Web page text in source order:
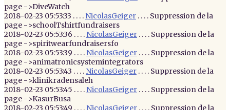
page ->DiveWatch
2018-02-23 05:53:33 . . . . NicolasGeiger . . . . Suppression de la
page ->schoolTshirtfundraisers
2018-02-23 05:53:36 . . . . NicolasGeiger . . . . Suppression de la
page ->spiritwearfundraisersfo
2018-02-23 05:53:39 . . . . NicolasGeiger . . . . Suppression de la
page ->animatronicsystemintegrators
2018-02-23 05:53:43 . . . . NicolasGeiger . . . . Suppression de la
page ->klinikradensaleh
2018-02-23 05:53:45 . . . . NicolasGeiger . . . . Suppression de la
page ->KasurBusa
2018-02-23 05:53:49 . . . . NicolasGeiger . . . . Suppression de la